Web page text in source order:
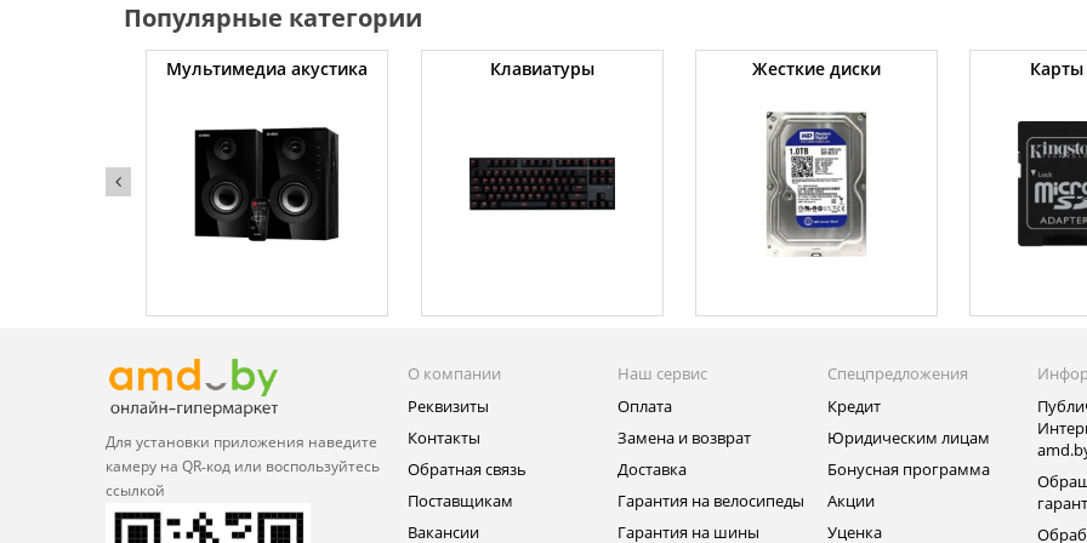
Популярные категории
Мультимедиа акустика Клавиатуры Жесткие диски
Для установки приложения наведите
камеру на QR‑код или воспользуйтесь
ссылкой
О компании
Реквизиты
Контакты
Обратная связь
Поставщикам
Вакансии
Наш сервис
Оплата
Замена и возврат
Доставка
Гарантия на велосипеды
Гарантия на шины
Спецпредложения
Кредит
Юридическим лицам
Бонусная программа
Акции
Уценка